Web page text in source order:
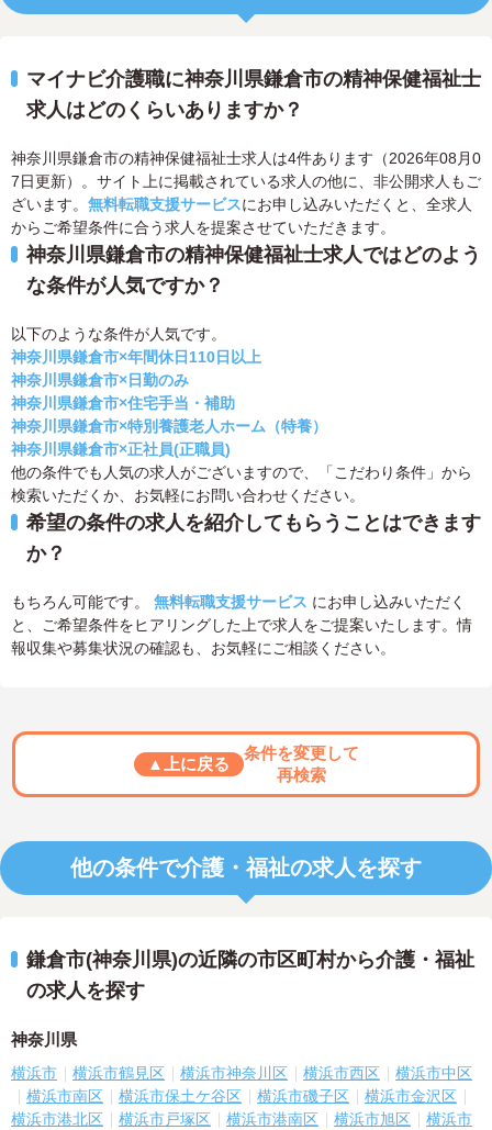
マイナビ介護職に神奈川県鎌倉市の精神保健福祉士
求人はどのくらいありますか？
神奈川県鎌倉市の精神保健福祉士求人は4件あります（2026年08月0
7日更新）。サイト上に掲載されている求人の他に、非公開求人もご
ざいます。 無料転職支援サービスにお申し込みいただくと、全求人
からご希望条件に合う求人を提案させていただきます。
神奈川県鎌倉市の精神保健福祉士求人ではどのよう
な条件が人気ですか？
以下のような条件が人気です。
神奈川県鎌倉市×年間休日110日以上
神奈川県鎌倉市×日勤のみ
神奈川県鎌倉市×住宅手当・補助
神奈川県鎌倉市×特別養護老人ホーム（特養）
神奈川県鎌倉市×正社員(正職員)
他の条件でも人気の求人がございますので、「こだわり条件」から
検索いただくか、お気軽にお問い合わせください。
希望の条件の求人を紹介してもらうことはできます
か？
もちろん可能です。 無料転職支援サービス にお申し込みいただく
と、ご希望条件をヒアリングした上で求人をご提案いたします。情
報収集や募集状況の確認も、お気軽にご相談ください。
▲上に戻る
条件を変更して
再検索
他の条件で介護・福祉の求人を探す
鎌倉市(神奈川県)の近隣の市区町村から介護・福祉
の求人を探す
神奈川県
横浜市 横浜市鶴見区 横浜市神奈川区 横浜市西区
横浜市中区
横浜市南区
横浜市保土ケ谷区 横浜市磯子区
横浜市金沢区
横浜市港北区
横浜市戸塚区 横浜市港南区 横浜市旭区
横浜市